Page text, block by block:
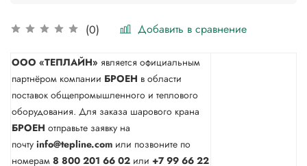
(0) Добавить в сравнение
ООО «ТЕПЛАЙН» является официальным
партнёром компании БРОЕН в области
поставок общепромышленного и теплового
оборудования. Для заказа шарового крана
БРОЕН отправьте заявку на
почту info@tepline.com или позвоните по
номерам 8 800 201 66 02 или +7 99 66 22